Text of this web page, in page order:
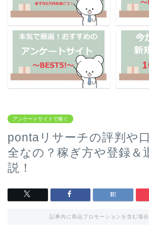
アンケートサイトで稼ぐ
pontaリサーチの評判や
全なの？稼ぎ方や登録＆
説！
記事内に商品プロモーションを含む場